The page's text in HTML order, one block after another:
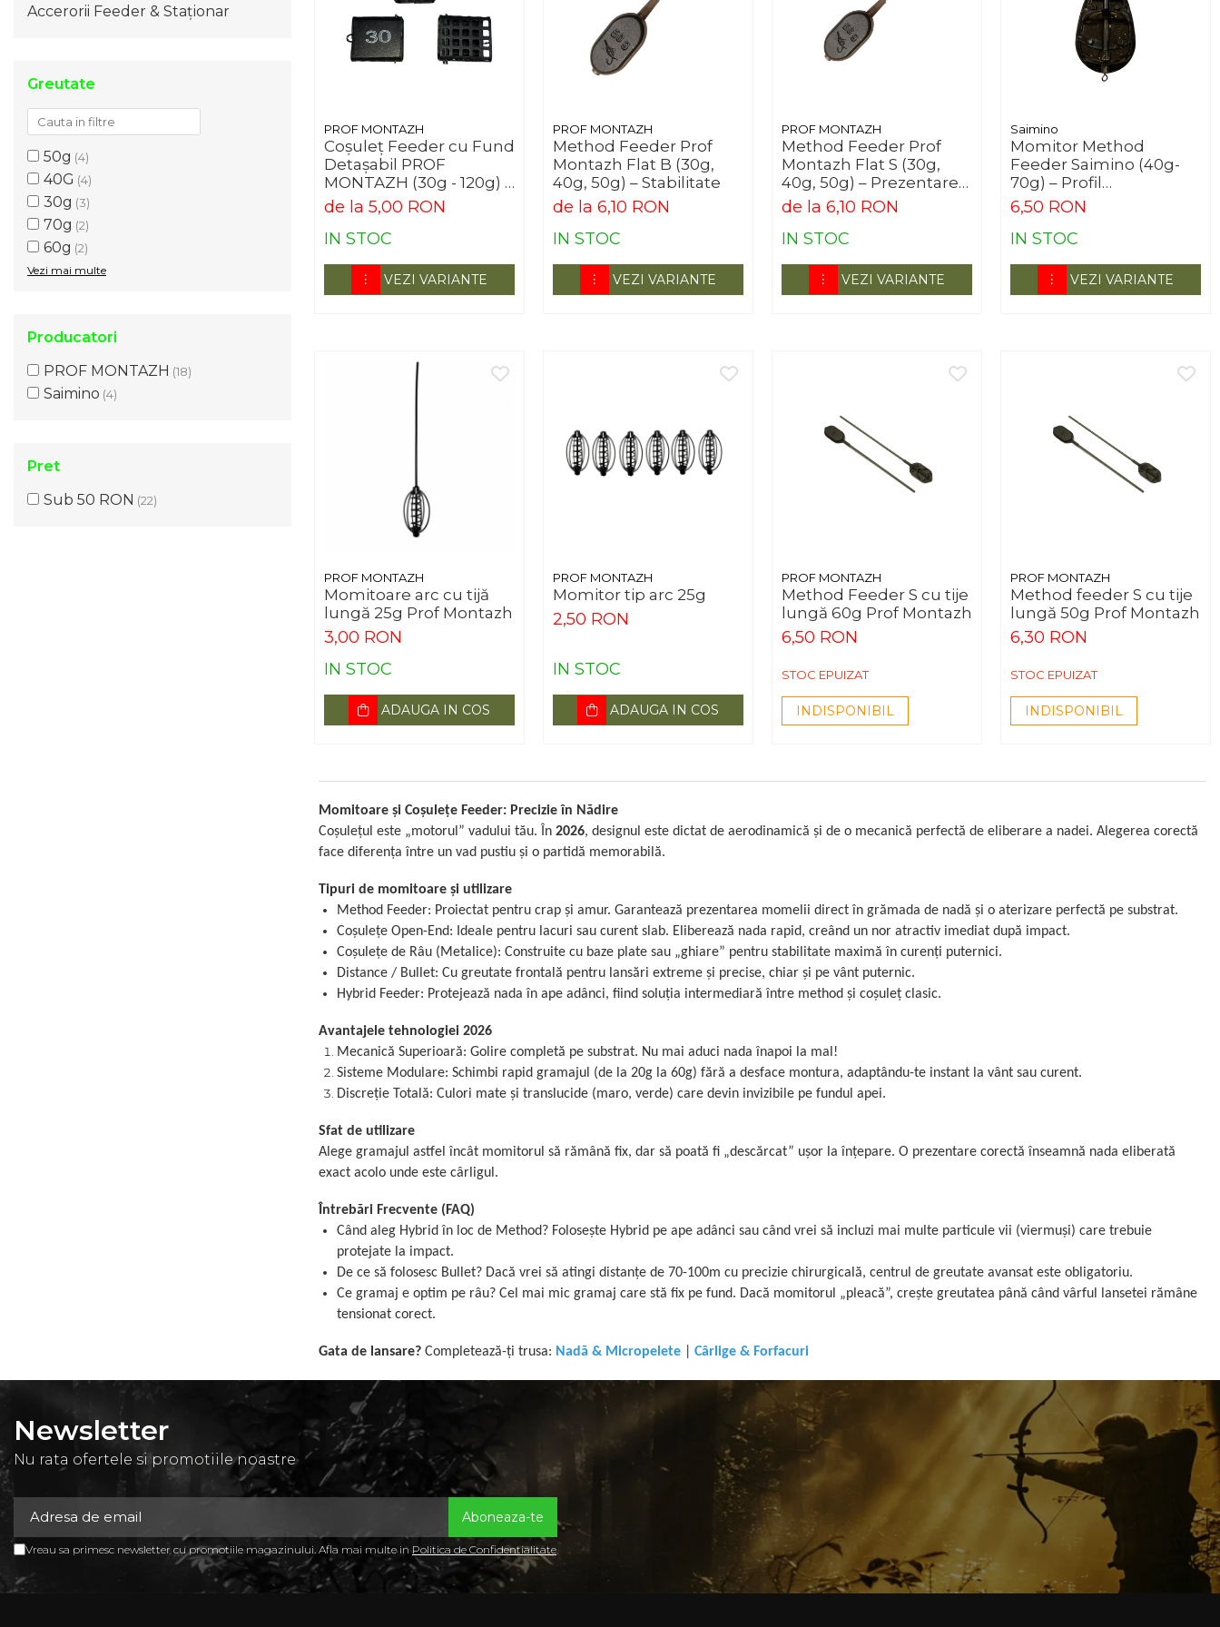
Accerorii Feeder & Staționar
Greutate
50g (4)
40G (4)
30g (3)
70g (2)
60g (2)
Vezi mai multe
Producatori
PROF MONTAZH (18)
Saimino (4)
Pret
Sub 50 RON (22)
PROF MONTAZH
Coșuleț Feeder cu Fund
Detașabil PROF
MONTAZH (30g - 120g) –
Stabilitate și Precizie
de la 5,00 RON
IN STOC
VEZI VARIANTE
PROF MONTAZH
Method Feeder Prof
Montazh Flat B (30g,
40g, 50g) – Stabilitate
de la 6,10 RON
IN STOC
VEZI VARIANTE
PROF MONTAZH
Method Feeder Prof
Montazh Flat S (30g,
40g, 50g) – Prezentare
Perfectă
de la 6,10 RON
IN STOC
VEZI VARIANTE
Saimino
Momitor Method
Feeder Saimino (40g-
70g) – Profil
Aerodinamic
6,50 RON
IN STOC
VEZI VARIANTE
PROF MONTAZH
Momitoare arc cu tijă
lungă 25g Prof Montazh
3,00 RON
IN STOC
ADAUGA IN COS
PROF MONTAZH
Momitor tip arc 25g
2,50 RON
IN STOC
ADAUGA IN COS
PROF MONTAZH
Method Feeder S cu tije
lungă 60g Prof Montazh
6,50 RON
STOC EPUIZAT
INDISPONIBIL
PROF MONTAZH
Method feeder S cu tije
lungă 50g Prof Montazh
6,30 RON
STOC EPUIZAT
INDISPONIBIL
Momitoare și Coșulețe Feeder: Precizie în Nădire
Coșulețul este „motorul” vadului tău. În 2026, designul este dictat de aerodinamică și de o mecanică perfectă de eliberare a nadei. Alegerea corectă
face diferența între un vad pustiu și o partidă memorabilă.
Tipuri de momitoare și utilizare
Method Feeder: Proiectat pentru crap și amur. Garantează prezentarea momelii direct în grămada de nadă și o aterizare perfectă pe substrat.
Coșulețe Open-End: Ideale pentru lacuri sau curent slab. Eliberează nada rapid, creând un nor atractiv imediat după impact.
Coșulețe de Râu (Metalice): Construite cu baze plate sau „ghiare” pentru stabilitate maximă în curenți puternici.
Distance / Bullet: Cu greutate frontală pentru lansări extreme și precise, chiar și pe vânt puternic.
Hybrid Feeder: Protejează nada în ape adânci, fiind soluția intermediară între method și coșuleț clasic.
Avantajele tehnologiei 2026
Mecanică Superioară: Golire completă pe substrat. Nu mai aduci nada înapoi la mal!
Sisteme Modulare: Schimbi rapid gramajul (de la 20g la 60g) fără a desface montura, adaptându-te instant la vânt sau curent.
Discreție Totală: Culori mate și translucide (maro, verde) care devin invizibile pe fundul apei.
Sfat de utilizare
Alege gramajul astfel încât momitorul să rămână fix, dar să poată fi „descărcat” ușor la înțepare. O prezentare corectă înseamnă nada eliberată
exact acolo unde este cârligul.
Întrebări Frecvente (FAQ)
Când aleg Hybrid în loc de Method? Folosește Hybrid pe ape adânci sau când vrei să incluzi mai multe particule vii (viermuși) care trebuie
protejate la impact.
De ce să folosesc Bullet? Dacă vrei să atingi distanțe de 70-100m cu precizie chirurgicală, centrul de greutate avansat este obligatoriu.
Ce gramaj e optim pe râu? Cel mai mic gramaj care stă fix pe fund. Dacă momitorul „pleacă”, crește greutatea până când vârful lansetei rămâne
tensionat corect.
Gata de lansare? Completează-ți trusa: Nadă & Micropelete Cârlige & Forfacuri
Newsletter
Nu rata ofertele si promotiile noastre
Vreau sa primesc newsletter cu promotiile magazinului. Afla mai multe in Politica de Confidentialitate